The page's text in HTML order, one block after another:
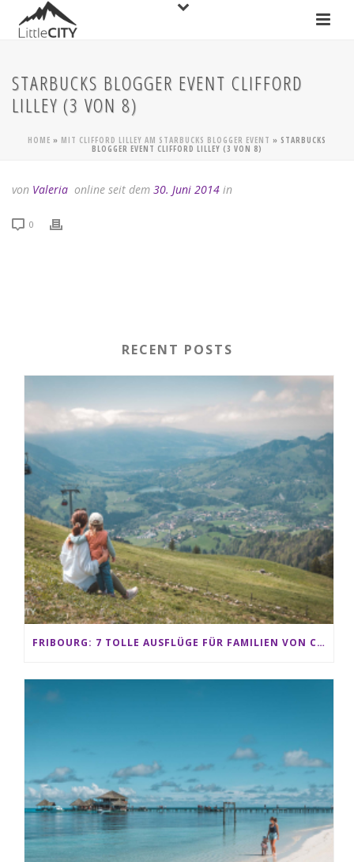
STARBUCKS BLOGGER EVENT CLIFFORD
LILLEY (3 VON 8)
HOME » MIT CLIFFORD LILLEY AM STARBUCKS BLOGGER EVENT » STARBUCKS
BLOGGER EVENT CLIFFORD LILLEY (3 VON 8)
von Valeria online seit dem 30. Juni 2014 in
0
RECENT POSTS
FRIBOURG: 7 TOLLE AUSFLÜGE FÜR FAMILIEN VON CHARMEY BIS LES PACCOTS